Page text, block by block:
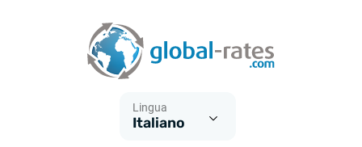
Lingua
Italiano
Cos'è l'inflazione CPI?
Cos'è l'inflazione HICP?
Tassi storici Euribor
Calcolatore dell’inflazione